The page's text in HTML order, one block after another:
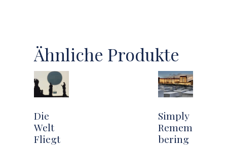
Ähnliche Produkte
Die
Welt
Fliegt
Simply
Remem
bering